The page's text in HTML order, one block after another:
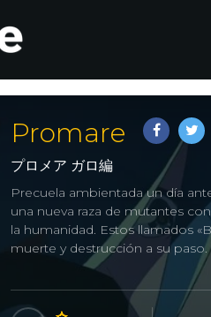
Promare
プロメア ガロ編
Precuela ambientada un día
una nueva raza de mutantes
la humanidad. Estos llamados
muerte y destrucción a su paso.